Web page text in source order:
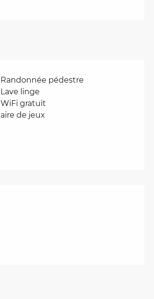
Randonnée pédestre
Lave linge
WiFi gratuit
aire de jeux